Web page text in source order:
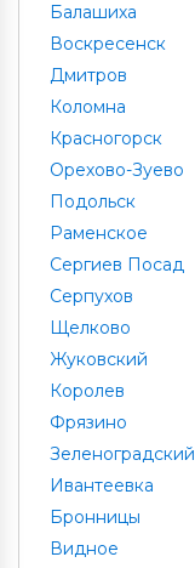
Балашиха
Воскресенск
Дмитров
Коломна
Красногорск
Орехово-Зуево
Подольск
Раменское
Сергиев Посад
Серпухов
Щелково
Жуковский
Королев
Фрязино
Зеленоградский
Ивантеевка
Бронницы
Видное